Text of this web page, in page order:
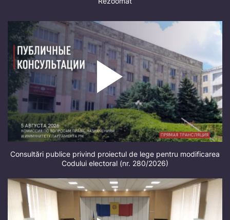
Consultări publice privind proiectul de lege pentru modificarea
Codului electoral (nr. 280/2026)